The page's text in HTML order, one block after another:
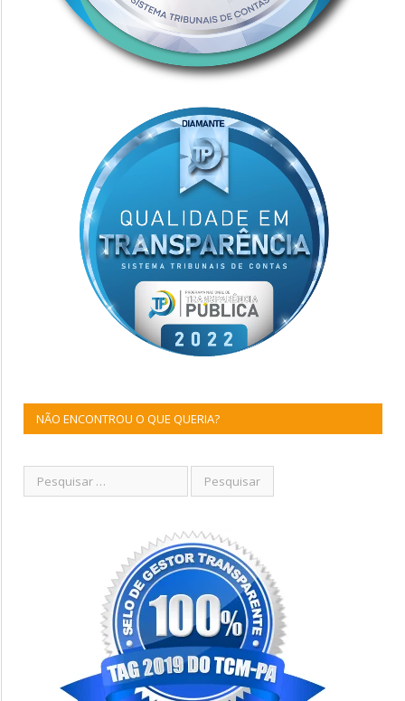
NÃO ENCONTROU O QUE QUERIA?